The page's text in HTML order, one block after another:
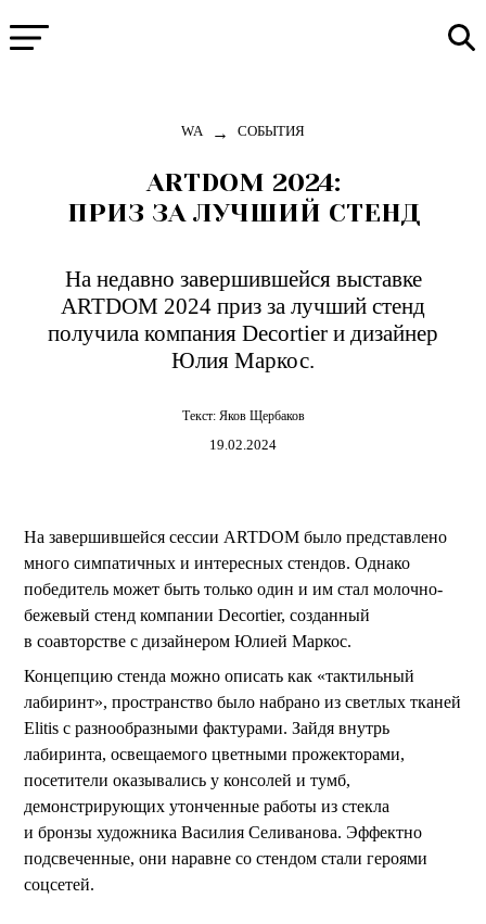
WA → СОБЫТИЯ
ARTDOM 2024:
ПРИЗ ЗА ЛУЧШИЙ СТЕНД
На недавно завершившейся выставке
ARTDOM 2024 приз за лучший стенд
получила компания Decortier и дизайнер
Юлия Маркос.
Текст: Яков Щербаков
19.02.2024
На завершившейся сессии ARTDOM было представлено
много симпатичных и интересных стендов. Однако
победитель может быть только один и им стал молочно-
бежевый стенд компании Decortier, созданный
в соавторстве с дизайнером Юлией Маркос.
Концепцию стенда можно описать как «тактильный
лабиринт», пространство было набрано из светлых тканей
Elitis с разнообразными фактурами. Зайдя внутрь
лабиринта, освещаемого цветными прожекторами,
посетители оказывались у консолей и тумб,
демонстрирующих утонченные работы из стекла
и бронзы художника Василия Селиванова. Эффектно
подсвеченные, они наравне со стендом стали героями
соцсетей.